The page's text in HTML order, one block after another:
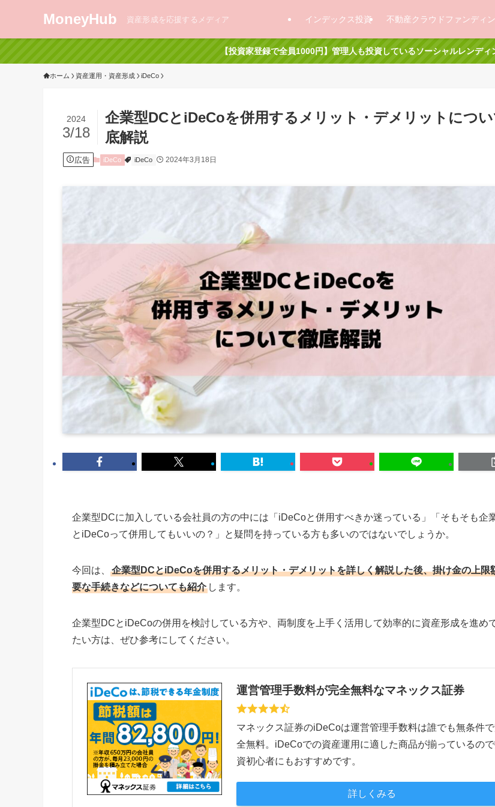
MoneyHub 資産形成を応援するメディア インデックス投資 不動産クラウドファンディ
【投資家登録で全員1000円】管理人も投資しているソーシャルレンディ
ホーム 資産運用・資産形成 iDeCo
企業型DCとiDeCoを併用するメリット・デメリットにつ
底解説
2024
3/18
広告 iDeCo iDeCo 2024年3月18日
企業型DCに加入している会社員の方の中には「iDeCoと併用すべきか迷っている」「そもそも企
とiDeCoって併用してもいいの？」と疑問を持っている方も多いのではないでしょうか。
今回は、
企業型DCとiDeCoを併用するメリット・デメリットを詳しく解説した後、掛け金の上限
要な手続きなどについても紹介 します。
企業型DCとiDeCoの併用を検討している方や、両制度を上手く活用して効率的に資産形成を進め
たい方は、ぜひ参考にしてください。
運営管理手数料が完全無料なマネックス証券
マネックス証券のiDeCoは運営管理手数料は誰でも無条件
全無料。iDeCoでの資産運用に適した商品が揃っているの
資初心者にもおすすめです。
詳しくみる